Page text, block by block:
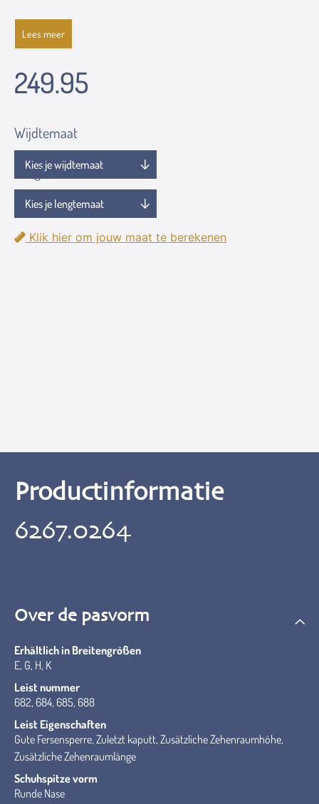
Lees meer
249.95
Wijdtemaat
Lengtemaat
Klik hier om jouw maat te berekenen
Productinformatie
6267.0264
Over de pasvorm
Erhältlich in Breitengrößen
E, G, H, K
Leist nummer
682, 684, 685, 688
Leist Eigenschaften
Gute Fersensperre, Zuletzt kaputt, Zusätzliche Zehenraumhöhe,
Zusätzliche Zehenraumlänge
Schuhspitze vorm
Runde Nase